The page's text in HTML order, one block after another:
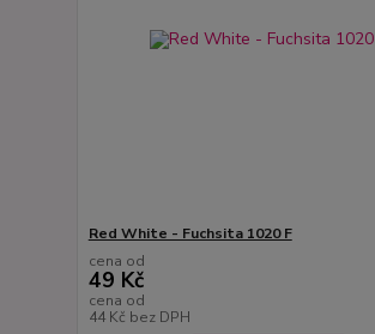
Red White - Fuchsita 1020 F
cena od
49 Kč
cena od
44 Kč bez DPH